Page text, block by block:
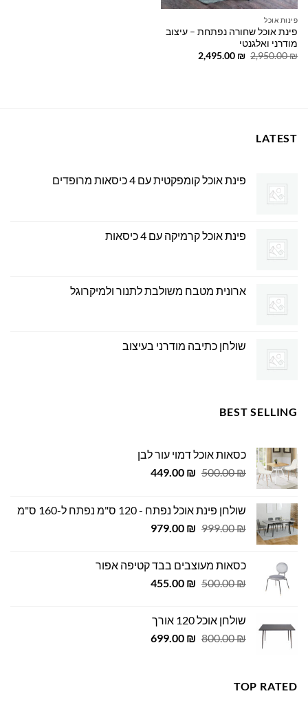
פינות אוכל
פינת אוכל שחורה נפתחת – עיצוב
מודרני ואלגנטי
2,950.00₪
המחיר
2,495.00 ₪
המחיר
LATEST
פינת אוכל קומפקטית עם 4 כיסאות מרופדים
פינת אוכל קרמיקה עם 4 כיסאות
ארונית מטבח משולבת לתנור ולמיקרוגל
שולחן כתיבה מודרני בעיצוב
BEST SELLING
כסאות אוכל דמוי עור לבן
500.00₪
המחיר
500.00 ₪.
449.00 ₪
המחיר
449.00 ₪.שולחן פינת אוכל נפתח - 120 ס"מ נפתח ל-160 ס"מ
999.00₪
המחיר
999.00 ₪.
979.00 ₪
המחיר
979.00 ₪.
כסאות מעוצבים בבד קטיפה אפור
500.00₪
המחיר
500.00 ₪.
455.00 ₪
המחיר
שולחן אוכל 120 אורך
800.00₪
המחיר
699.00 ₪
המחיר
TOP RATED